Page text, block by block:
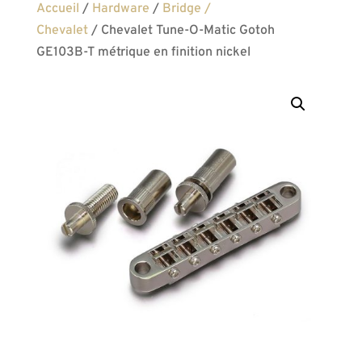
Accueil / Hardware / Bridge /
Chevalet/ Chevalet Tune-O-Matic Gotoh
GE103B-T métrique en finition nickel